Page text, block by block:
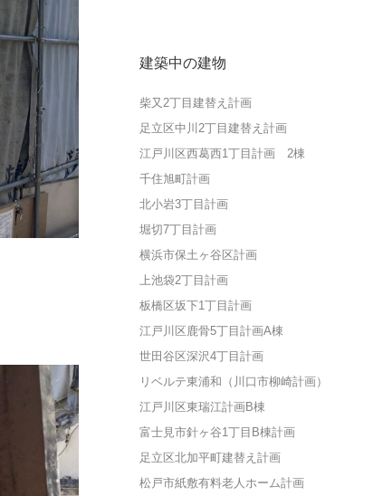
建築中の建物
柴又2丁目建替え計画
足立区中川2丁目建替え計画
江戸川区西葛西1丁目計画 2棟
千住旭町計画
北小岩3丁目計画
堀切7丁目計画
横浜市保土ヶ谷区計画
上池袋2丁目計画
板橋区坂下1丁目計画
江戸川区鹿骨5丁目計画A棟
世田谷区深沢4丁目計画
リベルテ東浦和（川口市柳崎計画）
江戸川区東瑞江計画B棟
富士見市針ヶ谷1丁目B棟計画
足立区北加平町建替え計画
松戸市紙敷有料老人ホーム計画